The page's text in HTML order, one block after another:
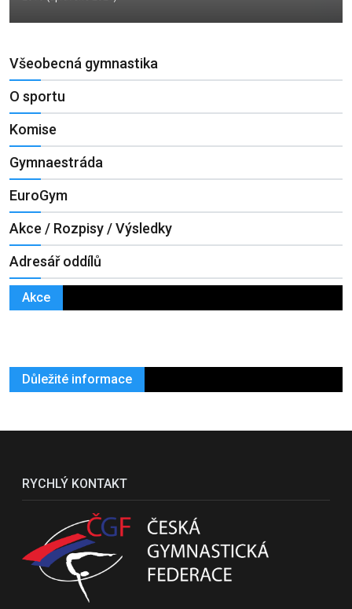
Všeobecná gymnastika
O sportu
Komise
Gymnaestráda
EuroGym
Akce / Rozpisy / Výsledky
Adresář oddílů
Akce
Důležité informace
RYCHLÝ KONTAKT